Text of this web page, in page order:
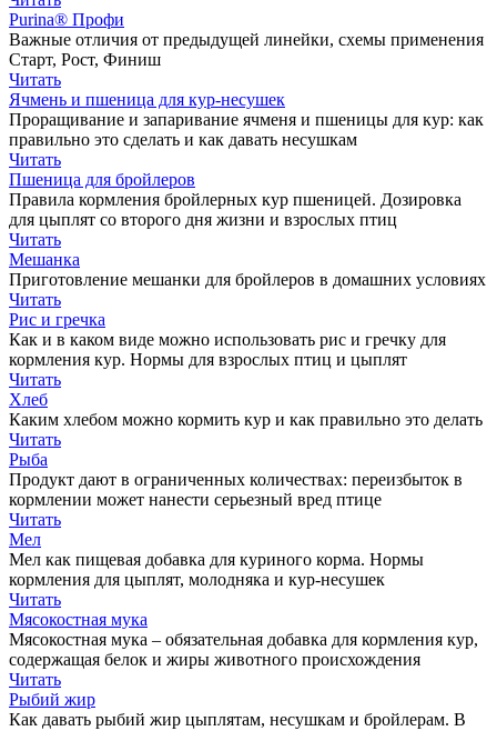
Purina® Профи
Важные отличия от предыдущей линейки, схемы применения
Старт, Рост, Финиш
Читать
Ячмень и пшеница для кур-несушек
Проращивание и запаривание ячменя и пшеницы для кур: как
правильно это сделать и как давать несушкам
Читать
Пшеница для бройлеров
Правила кормления бройлерных кур пшеницей. Дозировка
для цыплят со второго дня жизни и взрослых птиц
Читать
Мешанка
Приготовление мешанки для бройлеров в домашних условиях
Читать
Рис и гречка
Как и в каком виде можно использовать рис и гречку для
кормления кур. Нормы для взрослых птиц и цыплят
Читать
Хлеб
Каким хлебом можно кормить кур и как правильно это делать
Читать
Рыба
Продукт дают в ограниченных количествах: переизбыток в
кормлении может нанести серьезный вред птице
Читать
Мел
Мел как пищевая добавка для куриного корма. Нормы
кормления для цыплят, молодняка и кур-несушек
Читать
Мясокостная мука
Мясокостная мука – обязательная добавка для кормления кур,
содержащая белок и жиры животного происхождения
Читать
Рыбий жир
Как давать рыбий жир цыплятам, несушкам и бройлерам. В